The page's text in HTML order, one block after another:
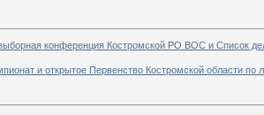
конференция Костромской РО ВОС и Список
и открытое Первенство Костромской области по